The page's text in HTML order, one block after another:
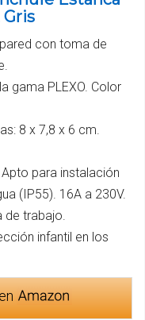
Gris
pared con toma de
gama PLEXO. Color
8 x 7,8 x 6 cm.
Apto para instalación
(IP55). 16A a 230V.
de trabajo.
infantil en los